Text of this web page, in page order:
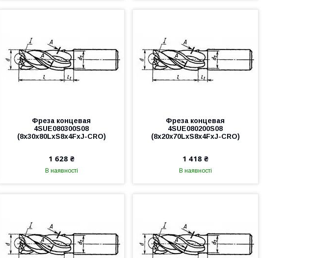
Фреза концевая
4SUE080300S08
(8x30x80LxS8x4FxJ-CRO)
1 628 ₴
В наявності
Фреза концевая
4SUE080200S08
(8x20x70LxS8x4FxJ-CRO)
1 418 ₴
В наявності